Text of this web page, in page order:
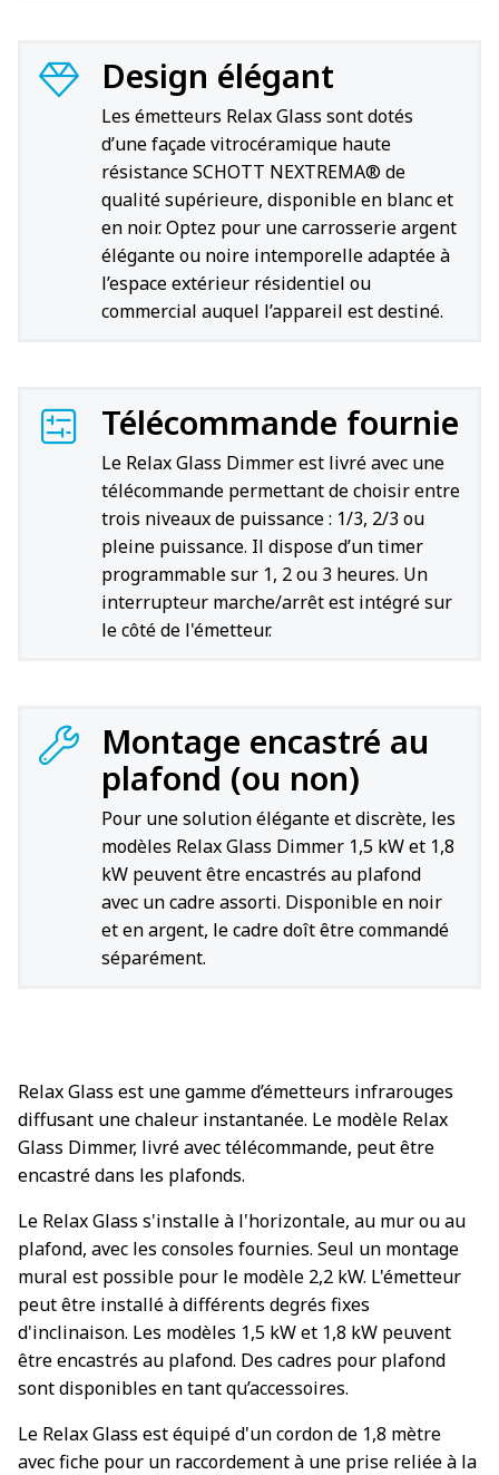
Design élégant
Les émetteurs Relax Glass sont dotés
d’une façade vitrocéramique haute
résistance SCHOTT NEXTREMA® de
qualité supérieure, disponible en blanc et
en noir. Optez pour une carrosserie argent
élégante ou noire intemporelle adaptée à
l’espace extérieur résidentiel ou
commercial auquel l’appareil est destiné.
Télécommande fournie
Le Relax Glass Dimmer est livré avec une
télécommande permettant de choisir entre
trois niveaux de puissance : 1/3, 2/3 ou
pleine puissance. Il dispose d’un timer
programmable sur 1, 2 ou 3 heures. Un
interrupteur marche/arrêt est intégré sur
le côté de l'émetteur.
Montage encastré au
plafond (ou non)
Pour une solution élégante et discrète, les
modèles Relax Glass Dimmer 1,5 kW et 1,8
kW peuvent être encastrés au plafond
avec un cadre assorti. Disponible en noir
et en argent, le cadre doît être commandé
séparément.
Relax Glass est une gamme d’émetteurs infrarouges
diffusant une chaleur instantanée. Le modèle Relax
Glass Dimmer, livré avec télécommande, peut être
encastré dans les plafonds.
Le Relax Glass s'installe à l'horizontale, au mur ou au
plafond, avec les consoles fournies. Seul un montage
mural est possible pour le modèle 2,2 kW. L'émetteur
peut être installé à différents degrés fixes
d'inclinaison. Les modèles 1,5 kW et 1,8 kW peuvent
être encastrés au plafond. Des cadres pour plafond
sont disponibles en tant qu’accessoires.
Le Relax Glass est équipé d'un cordon de 1,8 mètre
avec fiche pour un raccordement à une prise reliée à la